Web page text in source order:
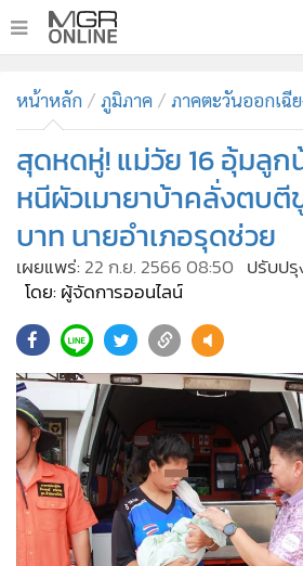
ทันเหตุการณ์
• ภาคใต้
ภูมิภาค
Online Section
• บันเทิง
ผู้จัดการรายวัน
• ละคร
• CbizReview
• Cyber BIZ
• ผู้จัดกวน
• Good health & Well-being
Green Innovation & SD
Management & HR
หน้าหลัก ภูมิภาค ภาคตะวันออกเฉี
สุดหดหู่! แม่วัย 16 อุ้มลู
หนีผัวเมายาบ้าคลั่งตบตี
บาท นายอำเภอรุดช่วย
เผยแพร่: 22 ก.ย. 2566 08:50 ปรับปรุ
โดย: ผู้จัดการออนไลน์